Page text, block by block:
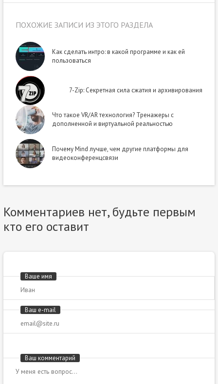
ПОХОЖИЕ ЗАПИСИ ИЗ ЭТОГО РАЗДЕЛА
Как сделать интро: в какой программе и как ей
пользоваться
7-Zip: Секретная сила сжатия и архивирования
Что такое VR/AR технология? Тренажеры с
дополненной и виртуальной реальностью
Почему Mind лучше, чем другие платформы для
видеоконференцсвязи
Комментариев нет, будьте первым
кто его оставит
Ваше имя
Ваш e-mail
Ваш комментарий